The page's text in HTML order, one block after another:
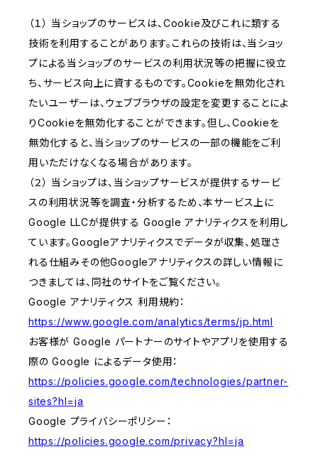
（１） 当ショップのサービスは、Cookie及びこれに類する
技術を利用することがあります。これらの技術は、当ショッ
プによる当ショップのサービスの利用状況等の把握に役立
ち、サービス向上に資するものです。Cookieを無効化され
たいユーザーは、ウェブブラウザの設定を変更することによ
りCookieを無効化することができます。但し、Cookieを
無効化すると、当ショップのサービスの一部の機能をご利
用いただけなくなる場合があります。
（２） 当ショップは、当ショップサービスが提供するサービ
スの利用状況等を調査・分析するため、本サービス上に
Google LLCが提供する Google アナリティクスを利用し
ています。Googleアナリティクスでデータが収集、処理さ
れる仕組みその他Googleアナリティクスの詳しい情報に
つきましては、同社のサイトをご覧ください。
Google アナリティクス 利用規約：
https://www.google.com/analytics/terms/jp.html
お客様が Google パートナーのサイトやアプリを使用する
際の Google によるデータ使用：
https://policies.google.com/technologies/partner-
sites?hl=ja
Google プライバシーポリシー：
https://policies.google.com/privacy?hl=ja